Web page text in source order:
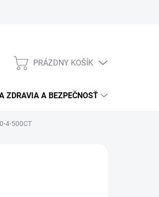
NÁKUPNÝ
PRÁZDNY KOŠÍK
ZDRAVIA A BEZPEČNOSŤ
4-500CT